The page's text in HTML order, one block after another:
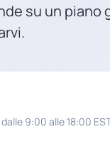
su un
9:00 alle 18:00